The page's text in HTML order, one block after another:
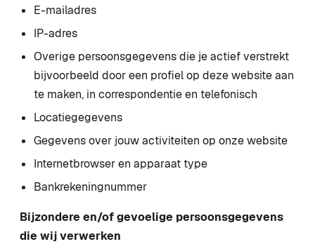
E-mailadres
IP-adres
Overige persoonsgegevens die je actief verstrekt
bijvoorbeeld door een profiel op deze website aan
te maken, in correspondentie en telefonisch
Locatiegegevens
Gegevens over jouw activiteiten op onze website
Internetbrowser en apparaat type
Bankrekeningnummer
Bijzondere en/of gevoelige persoonsgegevens
die wij verwerken